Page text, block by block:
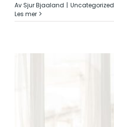
AvSjur Bjaaland | Uncategorized
Les mer